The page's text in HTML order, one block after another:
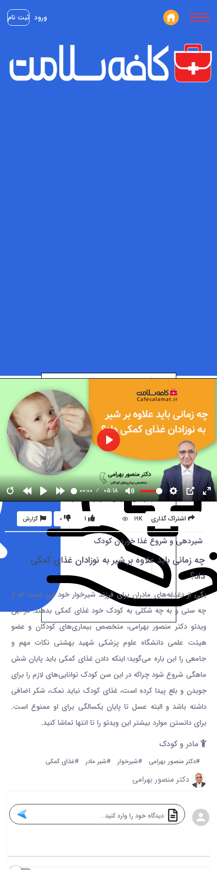
ورود ثبت نام
00:00 05:18
اشتراک گذاری 19K گزارش 0 1
شیردهی و شروع غذا خوردن کودک
چه زمانی باید علاوه بر شیر به نوزادان غذای کمکی
داد؟
یکی از دغدغه‌های مادران برای فرزند شیرخوار خود این است که از
چه سنی و به چه شکلی به کودک خود غذای کمکی بدهند. در این
ویدئو دکتر منصور بهرامی، متخصص بیماری‌های کودکان و عضو
هیئت علمی دانشگاه علوم پزشکی شهید بهشتی نکات مهم و
جامعی را این باره می‌گوید؛ اینکه دادن غذای کمکی باید پایان شش
ماهگی شروع شود چراکه در این سن کودک توانایی‌های لازم را برای
جویدن و بلع پیدا کرده است، غذای کودک نباید نمک، شکر اضافی
داشته باشد و البته عسل تا پایان یکسالگی برای او ممنوع است.
برای دانستن موارد بیشتر این ویدئو را تا انتها تماشا کنید.
مادر و کودک
#دکتر منصور بهرامی #شیرخوار #شیر مادر #غذای کمکی
دکتر منصور بهرامی